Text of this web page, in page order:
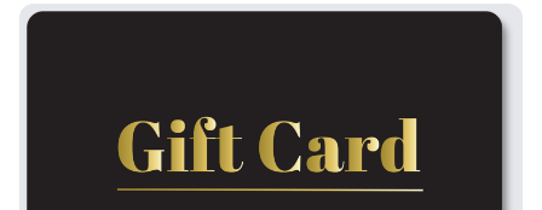
sans avoir à quitter votre domicile.